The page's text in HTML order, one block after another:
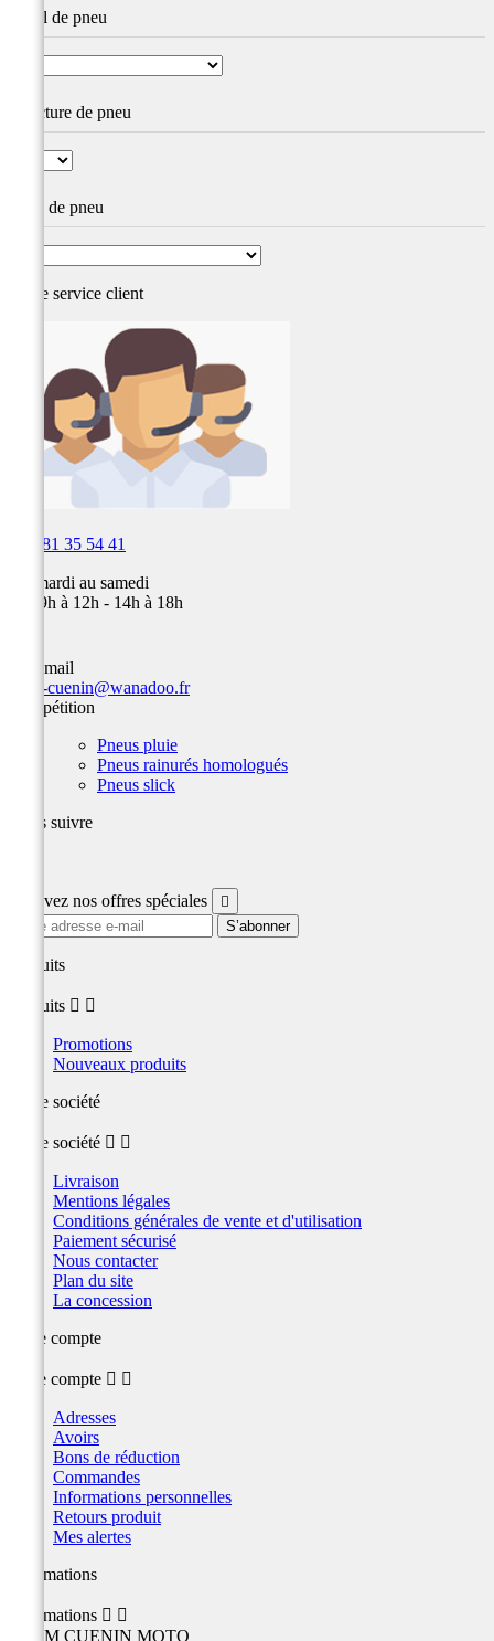
Profil de pneu
Structure de pneu
Type de pneu
Notre service client
03 81 35 54 41
Du mardi au samedi
de 09h à 12h - 14h à 18h
Par email
team-cuenin@wanadoo.fr
Compétition
Pneus pluie
Pneus rainurés homologués
Pneus slick
Nous suivre
Recevez nos offres spéciales 
produits
produits  
Promotions
Nouveaux produits
Notre société
Notre société  
Livraison
Mentions légales
Conditions générales de vente et d'utilisation
Paiement sécurisé
Nous contacter
Plan du site
La concession
Votre compte
Votre compte  
Adresses
Avoirs
Bons de réduction
Commandes
Informations personnelles
Retours produit
Mes alertes
Informations
Informations  
TEAM CUENIN MOTO